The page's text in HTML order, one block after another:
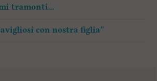
tramonti…
con nostra figlia”